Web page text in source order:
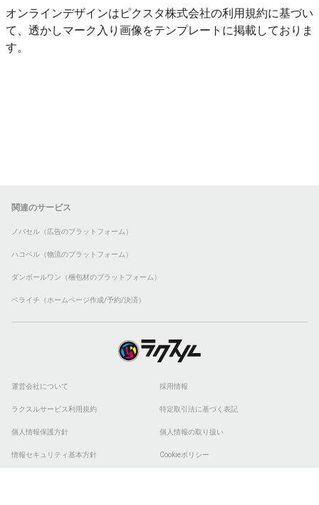
オンラインデザインはピクスタ株式会社の利用規約に基づい
て、透かしマーク入り画像をテンプレートに掲載しておりま
す。
関連のサービス
ノバセル（広告のプラットフォーム）
ハコベル（物流のプラットフォーム）
ダンボールワン（梱包材のプラットフォーム）
ペライチ（ホームページ作成/予約/決済）
運営会社について 採用情報
ラクスルサービス利用規約 特定取引法に基づく表記
個人情報保護方針 個人情報の取り扱い
情報セキュリティ基本方針 Cookieポリシー